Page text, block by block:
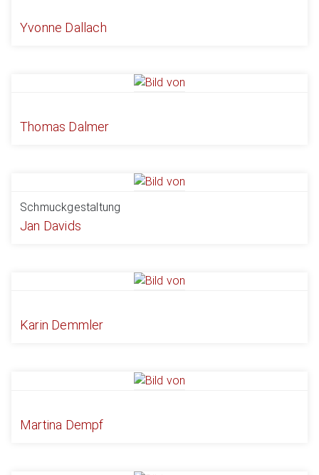
Yvonne Dallach
Thomas Dalmer
Schmuckgestaltung
Jan Davids
Karin Demmler
Martina Dempf